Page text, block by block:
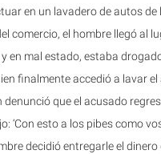
en un lavadero de autos de
comercio, el hombre llegó al
y en mal estado, estaba
finalmente accedió a lavar
que el acusado
‘Con esto a los pibes como
decidió entregarle el